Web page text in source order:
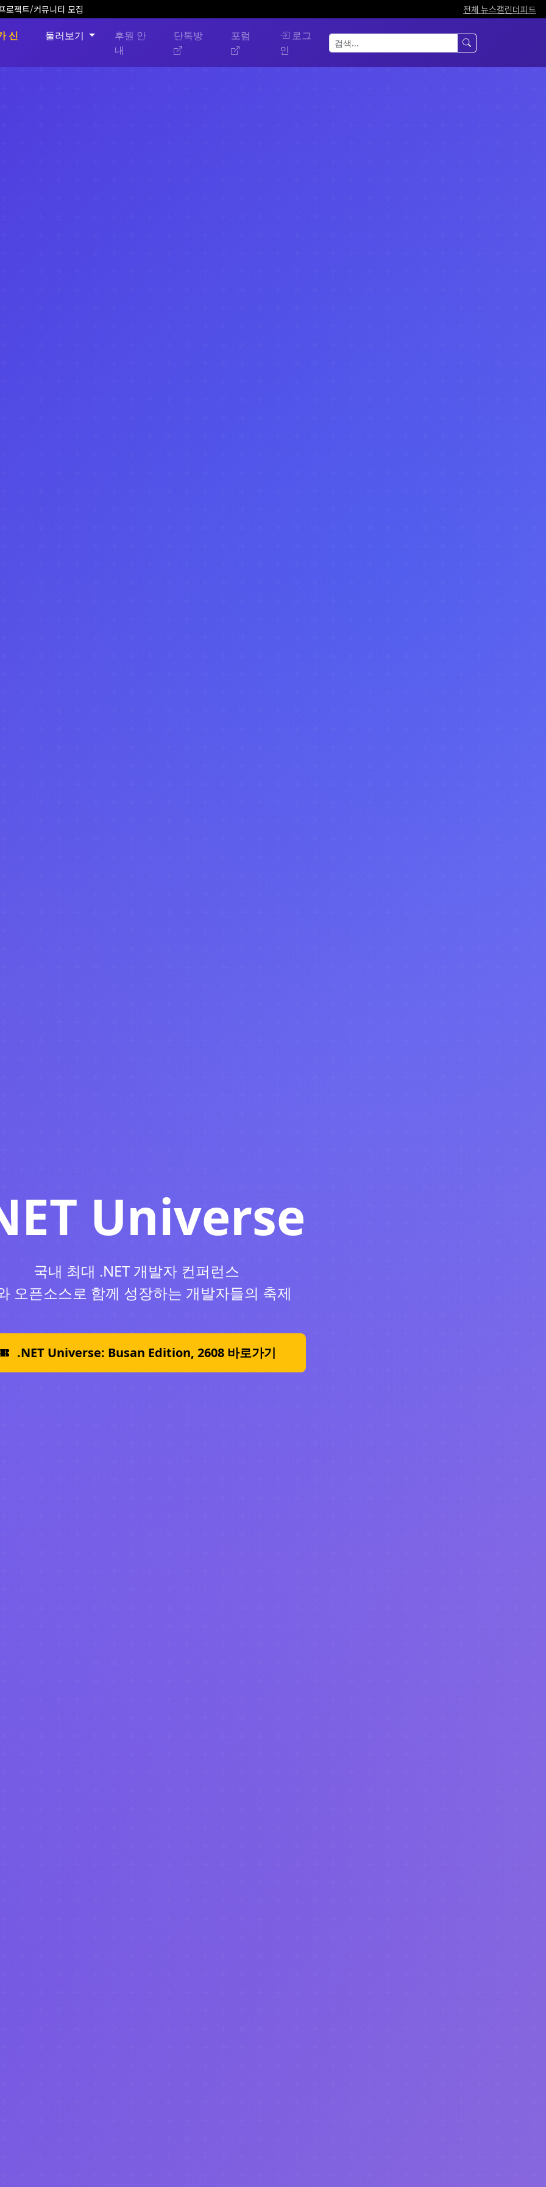
젝트/커뮤니티 모집 전체 뉴스캘린더피드
신 둘러보기
후원 안
내
단톡방 포럼
로그
인
Universe
국내 최대 .NET 개발자 컨퍼런스
오픈소스로 함께 성장하는 개발자들의 축제
.NET Universe: Busan Edition, 2608 바로가기